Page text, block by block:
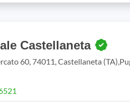
Castellaneta
60, 74011, Castellaneta